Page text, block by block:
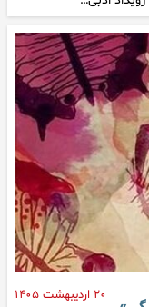
۲۰ اردیبهشت ۱۴۰۵